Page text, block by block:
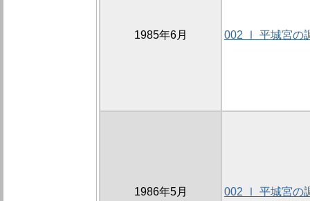
1985年6月 002 Ⅰ 平城宮の
1986年5月 002 Ⅰ 平城宮の